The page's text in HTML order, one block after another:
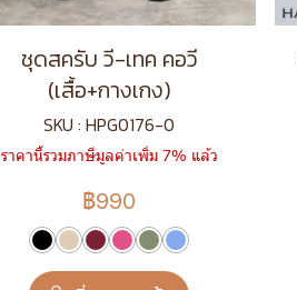
ชุดสครับ วี-เทค คอวี
(เสื้อ+กางเกง)
SKU : HPG0176-0
ราคานี้รวมภาษีมูลค่าเพิ่ม 7% แล้ว
฿990